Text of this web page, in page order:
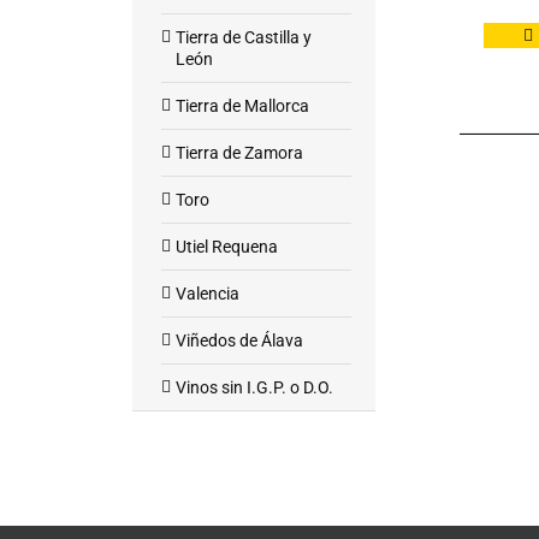
Tierra de Castilla y
León
Tierra de Mallorca
Tierra de Zamora
Toro
Utiel Requena
Valencia
Viñedos de Álava
Vinos sin I.G.P. o D.O.